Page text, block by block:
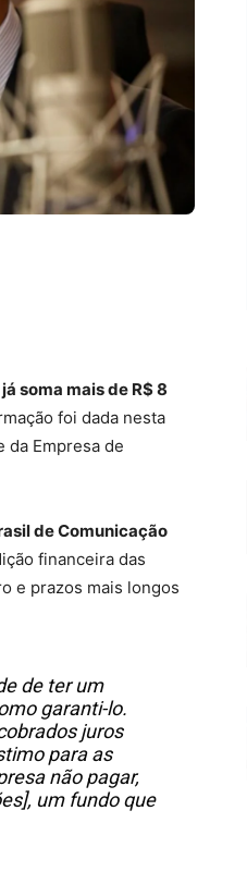
soma mais de R$ 8
foi dada nesta
Empresa de
de Comunicação
financeira das
e prazos mais longos
de ter um
garanti-lo.
juros
para as
não pagar,
um fundo que